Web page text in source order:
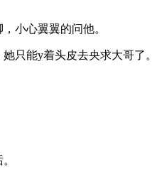
小心翼翼的问他。
只能y着头皮去央求大哥了。